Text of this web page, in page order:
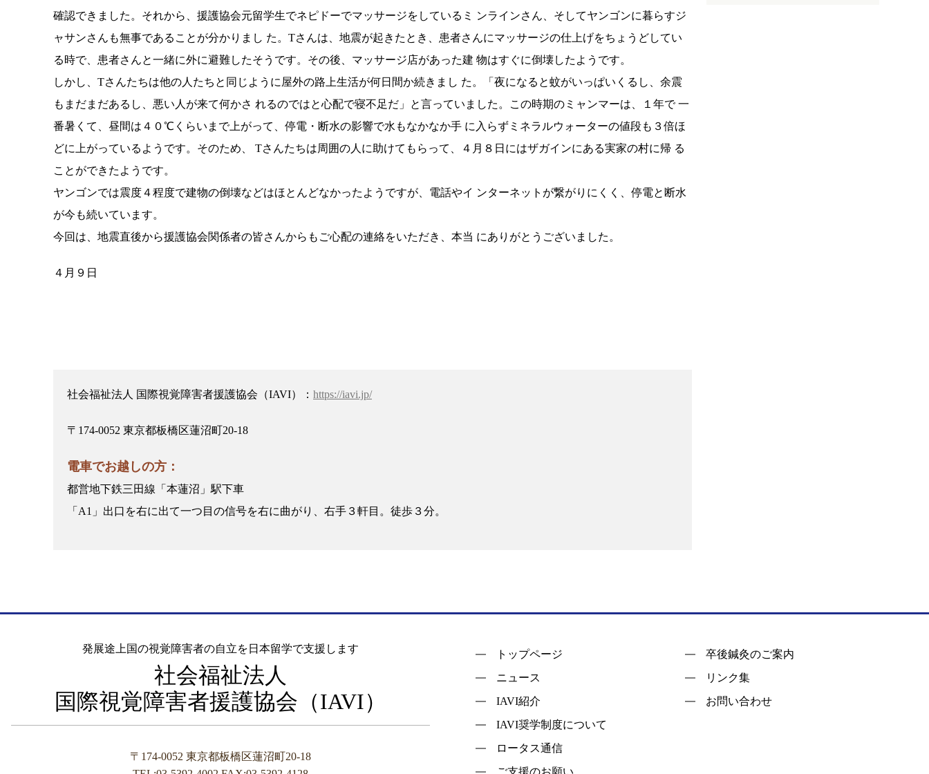
確認できました。それから、援護協会元留学生でネピドーでマッサージをしているミ ンラインさん、そしてヤンゴンに暮らすジ
ャサンさんも無事であることが分かりまし た。Tさんは、地震が起きたとき、患者さんにマッサージの仕上げをちょうどしてい
る時で、患者さんと一緒に外に避難したそうです。その後、マッサージ店があった建 物はすぐに倒壊したようです。
しかし、Tさんたちは他の人たちと同じように屋外の路上生活が何日間か続きまし た。「夜になると蚊がいっぱいくるし、余震
もまだまだあるし、悪い人が来て何かさ れるのではと心配で寝不足だ」と言っていました。この時期のミャンマーは、１年で 一
番暑くて、昼間は４０℃くらいまで上がって、停電・断水の影響で水もなかなか手 に入らずミネラルウォーターの値段も３倍ほ
どに上がっているようです。そのため、 Tさんたちは周囲の人に助けてもらって、４月８日にはザガインにある実家の村に帰 る
ことができたようです。
ヤンゴンでは震度４程度で建物の倒壊などはほとんどなかったようですが、電話やイ ンターネットが繋がりにくく、停電と断水
が今も続いています。
今回は、地震直後から援護協会関係者の皆さんからもご心配の連絡をいただき、本当 にありがとうございました。
４月９日
社会福祉法人 国際視覚障害者援護協会（IAVI）： https://iavi.jp/
〒174-0052 東京都板橋区蓮沼町20-18
電車でお越しの方：
都営地下鉄三田線「本蓮沼」駅下車
「A1」出口を右に出て一つ目の信号を右に曲がり、右手３軒目。徒歩３分。
発展途上国の視覚障害者の自立を日本留学で支援します
社会福祉法人
国際視覚障害者援護協会（IAVI）
〒174-0052 東京都板橋区蓮沼町20-18
トップページ
ニュース
IAVI紹介
IAVI奨学制度について
ロータス通信
ご支援のお願い
卒後鍼灸のご案内
リンク集
お問い合わせ